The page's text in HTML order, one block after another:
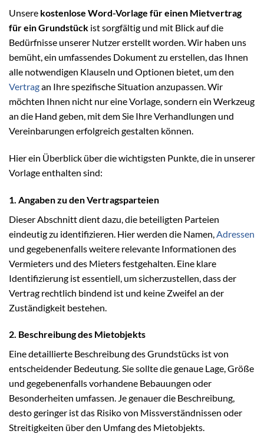
Unsere kostenlose Word-Vorlage für einen Mietvertrag
für ein Grundstück ist sorgfältig und mit Blick auf die
Bedürfnisse unserer Nutzer erstellt worden. Wir haben uns
bemüht, ein umfassendes Dokument zu erstellen, das Ihnen
alle notwendigen Klauseln und Optionen bietet, um den
Vertragan Ihre spezifische Situation anzupassen. Wir
möchten Ihnen nicht nur eine Vorlage, sondern ein Werkzeug
an die Hand geben, mit dem Sie Ihre Verhandlungen und
Vereinbarungen erfolgreich gestalten können.
Hier ein Überblick über die wichtigsten Punkte, die in unserer
Vorlage enthalten sind:
1. Angaben zu den Vertragsparteien
Dieser Abschnitt dient dazu, die beteiligten Parteien
eindeutig zu identifizieren. Hier werden die Namen, Adressen
und gegebenenfalls weitere relevante Informationen des
Vermieters und des Mieters festgehalten. Eine klare
Identifizierung ist essentiell, um sicherzustellen, dass der
Vertrag rechtlich bindend ist und keine Zweifel an der
Zuständigkeit bestehen.
2. Beschreibung des Mietobjekts
Eine detaillierte Beschreibung des Grundstücks ist von
entscheidender Bedeutung. Sie sollte die genaue Lage, Größe
und gegebenenfalls vorhandene Bebauungen oder
Besonderheiten umfassen. Je genauer die Beschreibung,
desto geringer ist das Risiko von Missverständnissen oder
Streitigkeiten über den Umfang des Mietobjekts.